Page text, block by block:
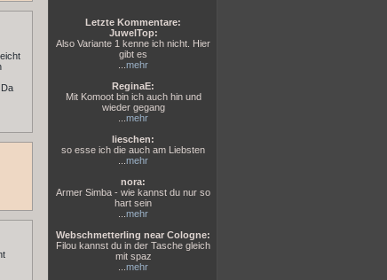
Letzte Kommentare:
JuwelTop:
Also Variante 1 kenne ich nicht. Hier
gibt es
mehr
ReginaE:
Mit Komoot bin ich auch hin und
wieder gegang
mehr
lieschen:
so esse ich die auch am Liebsten
mehr
nora:
Armer Simba - wie kannst du nur so
hart sein
mehr
Webschmetterling near Cologne:
Filou kannst du in der Tasche gleich
mit spaz
mehr